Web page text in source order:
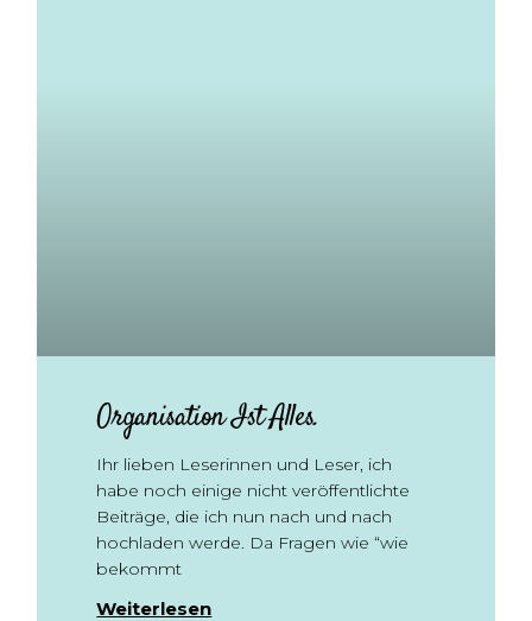
Organisation Ist Alles.
Ihr lieben Leserinnen und Leser, ich
habe noch einige nicht veröffentlichte
Beiträge, die ich nun nach und nach
hochladen werde. Da Fragen wie “wie
bekommt
Weiterlesen